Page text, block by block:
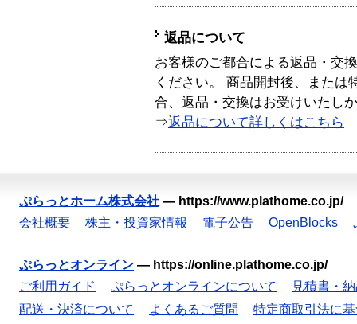
返品について
お客様のご都合による返品・交
ください。 商品開封後、または
合、返品・交換はお受けいたし
⇒返品について詳しくはこちら
ぷらっとホーム株式会社 — https://www.plathome.co.jp/
会社概要
株主・投資家情報 電子公告 OpenBlocks
ぷらっとオンライン — https://online.plathome.co.jp/
ご利用ガイド
ぷらっとオンラインについて
見積書・
配送・決済について
よくあるご質問
特定商取引法に